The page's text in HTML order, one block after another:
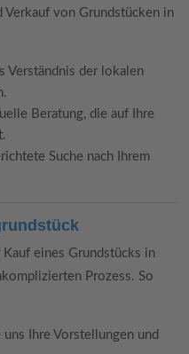
Verkauf von Grundstücken in
Verständnis der lokalen
Beratung, die auf Ihre
Suche nach Ihrem
eines Grundstücks in
Prozess. So
uns Ihre Vorstellungen und